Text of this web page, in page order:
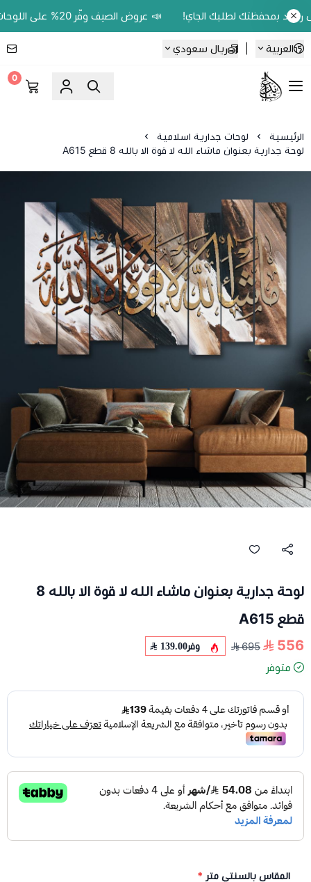
📣 عروض الصيف وفّر 20% على اللوحات الحين.. واكسب 200 ريال رصيد بمحفظتك لطلبك الجاي!
العربية ريال سعودي
Ebbdaa art
0
الرئيسية
لوحات جدارية اسلامية
لوحة جدارية بعنوان ماشاء الله لا قوة الا بالله 8 قطع A615
لوحة جدارية بعنوان ماشاء الله لا قوة الا بالله 8
قطع A615
556
695 وفر139.00
متوفر
المقاس بالسنتي متر *